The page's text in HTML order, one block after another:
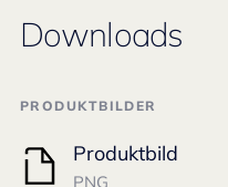
Downloads
PRODUKTBILDER
Produktbild
PNG